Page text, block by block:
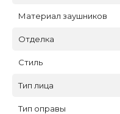
Материал заушников
Отделка
Стиль
Тип лица
Тип оправы